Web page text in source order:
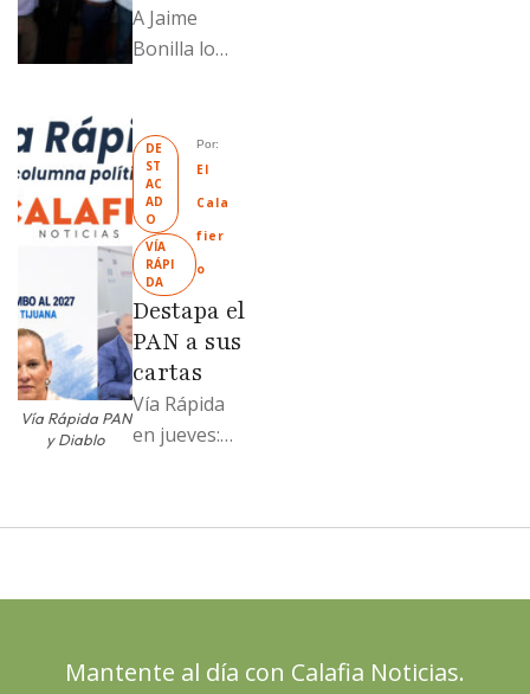
A Jaime
Bonilla lo
Mexicali;
Llamadme
Ruffo
“Mandela”;
Evangelina
Moreno no
soportó; Los
…
Vía Rápida PAN
y Diablo
DE
ST
AC
AD
O
VÍA
RÁPI
DA
Por:
El
Cala
fier
o
Destapa el
PAN a sus
cartas
Vía Rápida
en jueves:
cartas; El
Mantente al día con Calafia Noticias.